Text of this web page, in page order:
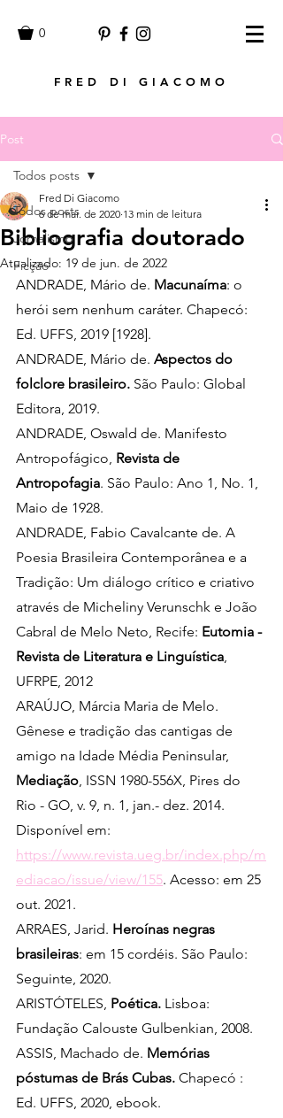
0
FRED DI GIACOMO
Post
Todos posts
Jornalismo
Ficção
Todos posts
Bibliografia doutorado
Fred Di Giacomo
6 de mai. de 2020 13 min de leitura
Atualizado: 19 de jun. de 2022
ANDRADE, Mário de. Macunaíma: o
herói sem nenhum caráter. Chapecó:
Ed. UFFS, 2019 [1928].
ANDRADE, Mário de. Aspectos do
folclore brasileiro. São Paulo: Global
Editora, 2019.
ANDRADE, Oswald de. Manifesto
Antropofágico, Revista de
Antropofagia. São Paulo: Ano 1, No. 1,
Maio de 1928.
ANDRADE, Fabio Cavalcante de. A
Poesia Brasileira Contemporânea e a
Tradição: Um diálogo crítico e criativo
através de Micheliny Verunschk e João
Cabral de Melo Neto, Recife: Eutomia -
Revista de Literatura e Linguística,
UFRPE, 2012
ARAÚJO, Márcia Maria de Melo.
Gênese e tradição das cantigas de
amigo na Idade Média Peninsular,
Mediação, ISSN 1980-556X, Pires do
Rio - GO, v. 9, n. 1, jan.- dez. 2014.
Disponível em:
https://www.revista.ueg.br/index.php/m
ediacao/issue/view/155. Acesso: em 25
out. 2021.
ARRAES, Jarid. Heroínas negras
brasileiras: em 15 cordéis. São Paulo:
Seguinte, 2020.
ARISTÓTELES, Poética. Lisboa:
Fundação Calouste Gulbenkian, 2008.
ASSIS, Machado de. Memórias
póstumas de Brás Cubas. Chapecó :
Ed. UFFS, 2020, ebook.